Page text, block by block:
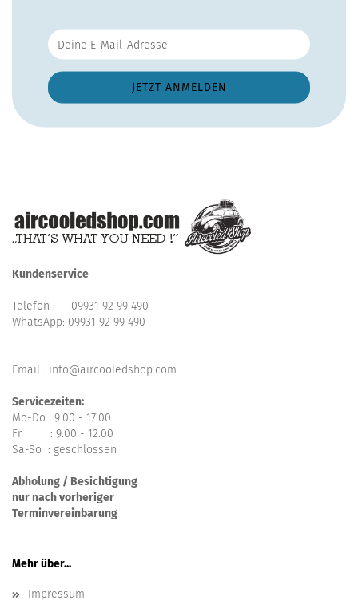
Kundenservice
Telefon : 09931 92 99 490
WhatsApp: 09931 92 99 490
Email : info@aircooledshop.com
Servicezeiten:
Mo-Do : 9.00 - 17.00
Fr : 9.00 - 12.00
Sa-So : geschlossen
Abholung / Besichtigung
nur nach vorheriger
Terminvereinbarung
Mehr über...
Impressum